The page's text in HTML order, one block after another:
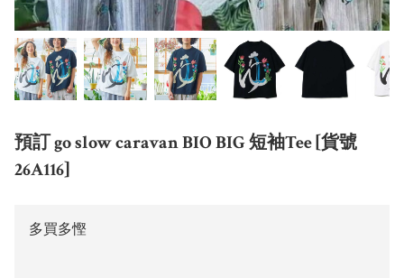
預訂 go slow caravan BIO BIG 短袖Tee [貨號
26A116]
多買多慳